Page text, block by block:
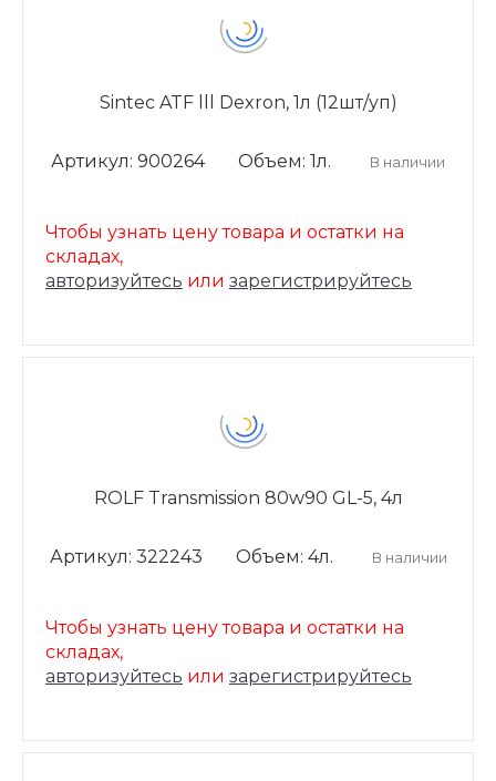
Sintec ATF lll Dexron, 1л (12шт/уп)
Артикул: 900264 Объем: 1л. В наличии
Чтобы узнать цену товара и остатки на
складах,
авторизуйтесь или зарегистрируйтесь
ROLF Transmission 80w90 GL-5, 4л
Артикул: 322243 Объем: 4л. В наличии
Чтобы узнать цену товара и остатки на
складах,
авторизуйтесь или зарегистрируйтесь